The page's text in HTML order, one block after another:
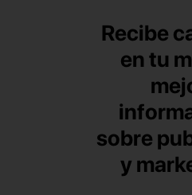
Recibe
en tu
sobre
y